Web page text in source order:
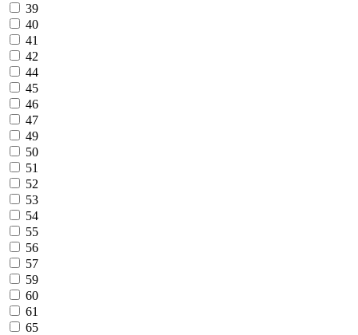
39
40
41
42
44
45
46
47
49
50
51
52
53
54
55
56
57
59
60
61
65